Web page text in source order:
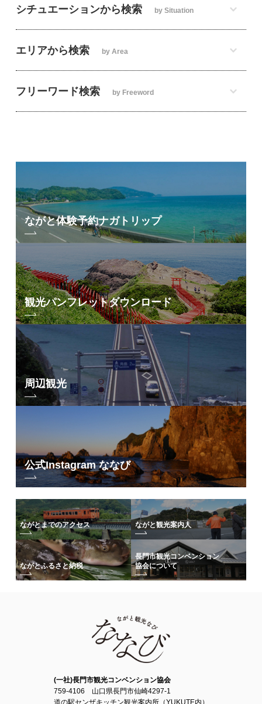
シチュエーションから検索 by Situation
エリアから検索 by Area
フリーワード検索 by Freeword
ながと体験予約ナガトリップ
観光パンフレットダウンロード
周辺観光
公式Instagram ななび
ながとまでのアクセス ながと観光案内人
ながとふるさと納税
長門市観光コンベンション
協会について
(一社)長門市観光コンベンション協会
759-4106 山口県長門市仙崎4297-1
道の駅センザキッチン観光案内所（YUKUTE内）